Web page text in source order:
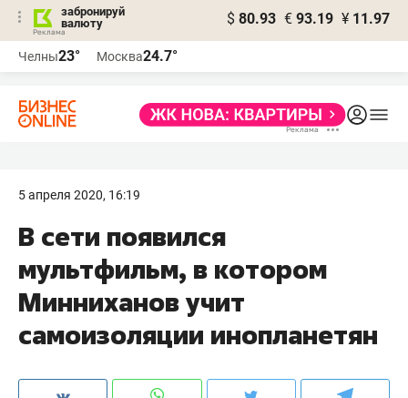
забронируй
валюту
$ 80.93 € 93.19 ¥ 11.97
Челны23° Москва24.7°
5 апреля 2020, 16:19
В сети появился
мультфильм, в котором
Минниханов учит
самоизоляции инопланетян